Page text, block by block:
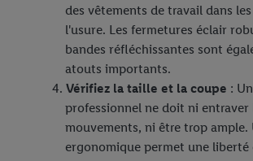
des vêtements de travail dans
l'usure. Les fermetures éclair
bandes réfléchissantes sont
atouts importants.
Vérifiez la taille et la coupe :
professionnel ne doit ni entraver
mouvements, ni être trop ample.
ergonomique permet une liberté